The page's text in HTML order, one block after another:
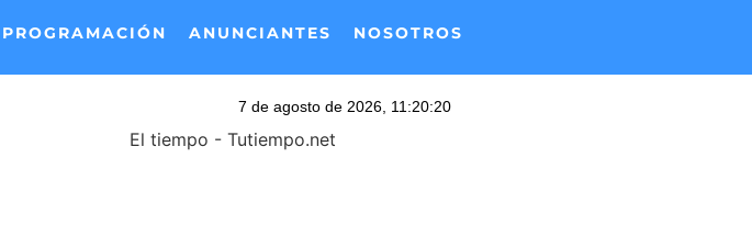
PROGRAMACIÓN ANUNCIANTES NOSOTROS
El tiempo - Tutiempo.net